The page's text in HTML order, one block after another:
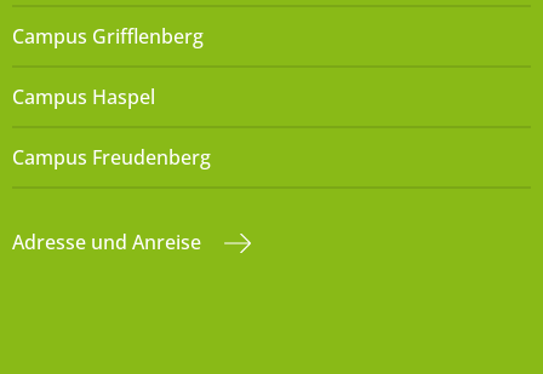
Campus Grifflenberg
Campus Haspel
Campus Freudenberg
Adresse und Anreise